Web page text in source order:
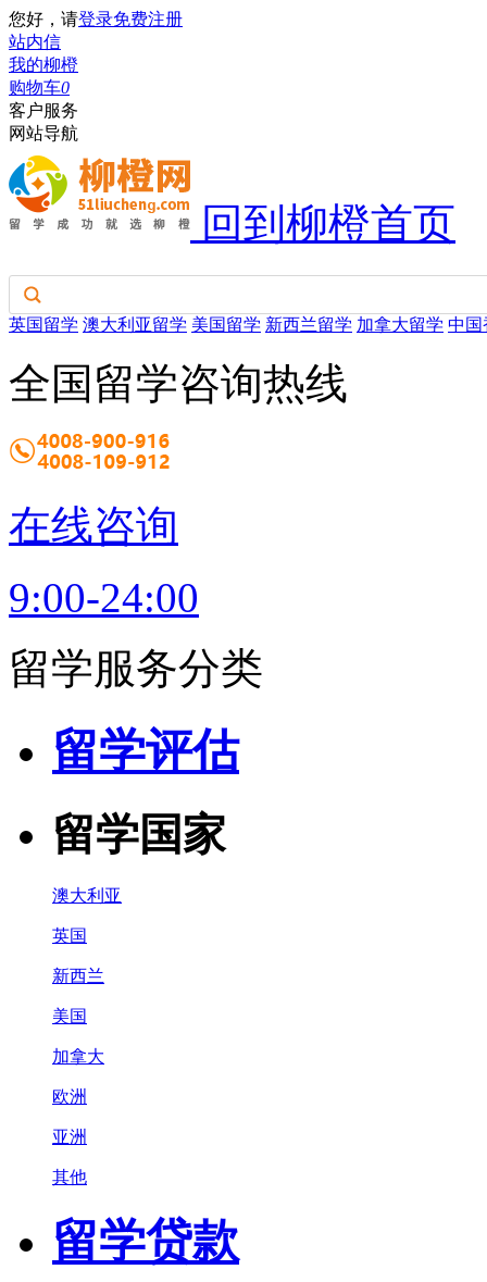
您好，请登录免费注册
站内信
我的柳橙
购物车0
客户服务
网站导航
回到柳橙首页
英国留学 澳大利亚留学 美国留学 新西兰留学 加拿大留学 中国
全国留学咨询热线
在线咨询
9:00-24:00
留学服务分类
留学评估
留学国家
澳大利亚
英国
新西兰
美国
加拿大
欧洲
亚洲
其他
留学贷款